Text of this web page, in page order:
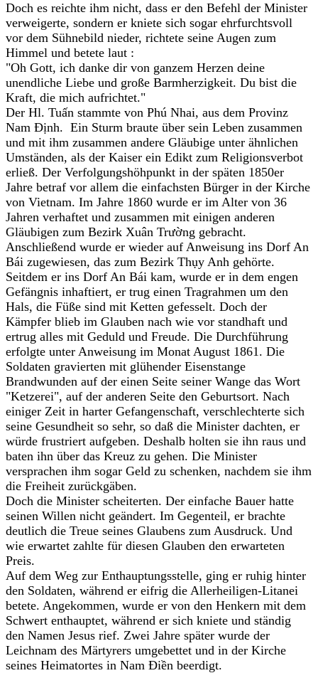
Doch es reichte ihm nicht, dass er den Befehl der Minister
verweigerte, sondern er kniete sich sogar ehrfurchtsvoll
vor dem Sühnebild nieder, richtete seine Augen zum
Himmel und betete laut :
"Oh Gott, ich danke dir von ganzem Herzen deine
unendliche Liebe und große Barmherzigkeit. Du bist die
Kraft, die mich aufrichtet."
Der Hl. Tuấn stammte von Phú Nhai, aus dem Provinz
Nam Định. Ein Sturm braute über sein Leben zusammen
und mit ihm zusammen andere Gläubige unter ähnlichen
Umständen, als der Kaiser ein Edikt zum Religionsverbot
erließ. Der Verfolgungshöhpunkt in der späten 1850er
Jahre betraf vor allem die einfachsten Bürger in der Kirche
von Vietnam. Im Jahre 1860 wurde er im Alter von 36
Jahren verhaftet und zusammen mit einigen anderen
Gläubigen zum Bezirk Xuân Trường gebracht.
Anschließend wurde er wieder auf Anweisung ins Dorf An
Bái zugewiesen, das zum Bezirk Thụy Anh gehörte.
Seitdem er ins Dorf An Bái kam, wurde er in dem engen
Gefängnis inhaftiert, er trug einen Tragrahmen um den
Hals, die Füße sind mit Ketten gefesselt. Doch der
Kämpfer blieb im Glauben nach wie vor standhaft und
ertrug alles mit Geduld und Freude. Die Durchführung
erfolgte unter Anweisung im Monat August 1861. Die
Soldaten gravierten mit glühender Eisenstange
Brandwunden auf der einen Seite seiner Wange das Wort
"Ketzerei", auf der anderen Seite den Geburtsort. Nach
einiger Zeit in harter Gefangenschaft, verschlechterte sich
seine Gesundheit so sehr, so daß die Minister dachten, er
würde frustriert aufgeben. Deshalb holten sie ihn raus und
baten ihn über das Kreuz zu gehen. Die Minister
versprachen ihm sogar Geld zu schenken, nachdem sie ihm
die Freiheit zurückgäben.
Doch die Minister scheiterten. Der einfache Bauer hatte
seinen Willen nicht geändert. Im Gegenteil, er brachte
deutlich die Treue seines Glaubens zum Ausdruck. Und
wie erwartet zahlte für diesen Glauben den erwarteten
Preis.
Auf dem Weg zur Enthauptungsstelle, ging er ruhig hinter
den Soldaten, während er eifrig die Allerheiligen-Litanei
betete. Angekommen, wurde er von den Henkern mit dem
Schwert enthauptet, während er sich kniete und ständig
den Namen Jesus rief. Zwei Jahre später wurde der
Leichnam des Märtyrers umgebettet und in der Kirche
seines Heimatortes in Nam Điền beerdigt.